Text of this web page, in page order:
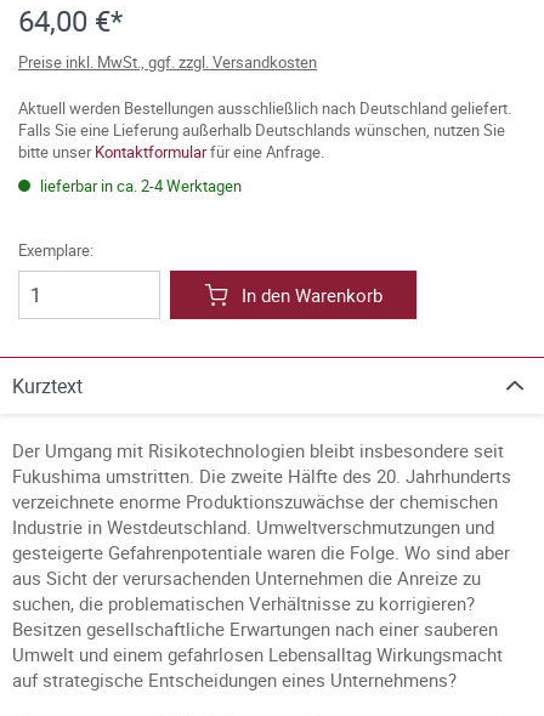
64,00 €*
Preise inkl. MwSt., ggf. zzgl. Versandkosten
Aktuell werden Bestellungen ausschließlich nach Deutschland geliefert.
Falls Sie eine Lieferung außerhalb Deutschlands wünschen, nutzen Sie
bitte unserKontaktformularfür eine Anfrage.
lieferbar in ca. 2-4 Werktagen
Exemplare:
In den Warenkorb
Kurztext
Der Umgang mit Risikotechnologien bleibt insbesondere seit
Fukushima umstritten. Die zweite Hälfte des 20. Jahrhunderts
verzeichnete enorme Produktionszuwächse der chemischen
Industrie in Westdeutschland. Umweltverschmutzungen und
gesteigerte Gefahrenpotentiale waren die Folge. Wo sind aber
aus Sicht der verursachenden Unternehmen die Anreize zu
suchen, die problematischen Verhältnisse zu korrigieren?
Besitzen gesellschaftliche Erwartungen nach einer sauberen
Umwelt und einem gefahrlosen Lebensalltag Wirkungsmacht
auf strategische Entscheidungen eines Unternehmens?